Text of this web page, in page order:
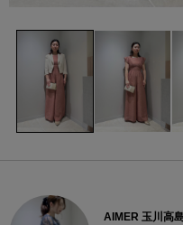
AIMER 玉川高